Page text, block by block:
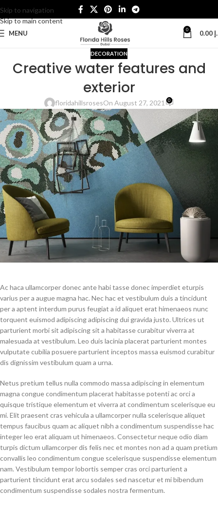
Skip to navigation
Skip to main content
MENU 0 0.00
DECORATION
Creative water features and
exterior
floridahillsrosesOn August 27, 2021 0
Ac haca ullamcorper donec ante habi tasse donec imperdiet eturpis
varius per a augue magna hac. Nec hac et vestibulum duis a tincidunt
per a aptent interdum purus feugiat a id aliquet erat himenaeos nunc
torquent euismod adipiscing adipiscing dui gravida justo. Ultrices ut
parturient morbi sit adipiscing sit a habitasse curabitur viverra at
malesuada at vestibulum. Leo duis lacinia placerat parturient montes
vulputate cubilia posuere parturient inceptos massa euismod curabitur
dis dignissim vestibulum quam a urna.
Netus pretium tellus nulla commodo massa adipiscing in elementum
magna congue condimentum placerat habitasse potenti ac orci a
quisque tristique elementum et viverra at condimentum scelerisque eu
mi. Elit praesent cras vehicula a ullamcorper nulla scelerisque aliquet
tempus faucibus quam ac aliquet nibh a condimentum suspendisse hac
integer leo erat aliquam ut himenaeos. Consectetur neque odio diam
turpis dictum ullamcorper dis felis nec et montes non ad a quam pretium
convallis leo condimentum congue scelerisque suspendisse elementum
nam. Vestibulum tempor lobortis semper cras orci parturient a
parturient tincidunt erat arcu sodales sed nascetur et mi bibendum
condimentum suspendisse sodales nostra fermentum.